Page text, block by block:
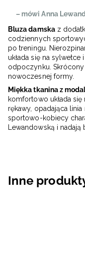
– mówi Anna
Bluza damskaz
codziennych
po treningu.
układa się na
odpoczynku. Skrócony
nowoczesnej formy.
Miękka tkanina z
komfortowo układa
rękawy, opadająca
sportowo-kobiecy
Lewandowską i
Inne